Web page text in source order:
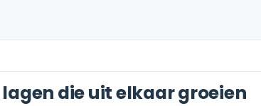
die uit elkaar groeien